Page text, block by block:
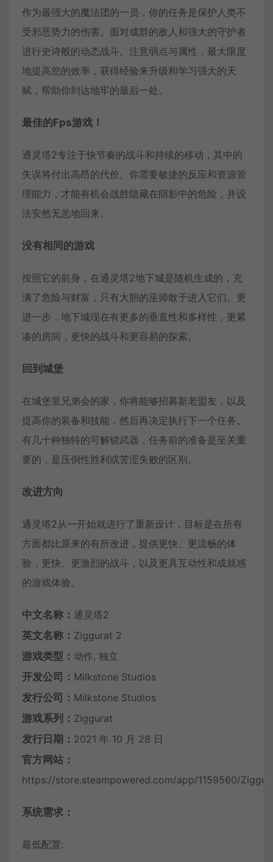
作为最强大的魔法团的一员，你的任务是保护人类不
受邪恶势力的伤害。面对成群的敌人和强大的守护者
进行史诗般的动态战斗。注意弱点与属性，最大限度
地提高您的效率，获得经验来升级和学习强大的天
赋，帮助你到达地牢的最后一处。
最佳的Fps游戏！
通灵塔2专注于快节奏的战斗和持续的移动，其中的
失误将付出高昂的代价。你需要敏捷的反应和资源管
理能力，才能有机会战胜隐藏在阴影中的危险，并设
法安然无恙地回来。
没有相同的游戏
按照它的前身，在通灵塔2地下城是随机生成的，充
满了危险与财富，只有大胆的巫师敢于进入它们。更
进一步，地下城现在有更多的垂直性和多样性，更紧
凑的房间，更快的战斗和更容易的探索。
回到城堡
在城堡里兄弟会的家，你将能够招募新老盟友，以及
提高你的装备和技能，然后再决定执行下一个任务。
有几十种独特的可解锁武器，任务前的准备是至关重
要的，是压倒性胜利或苦涩失败的区别。
改进方向
通灵塔2从一开始就进行了重新设计，目标是在所有
方面都比原来的有所改进，提供更快、更流畅的体
验，更快、更激烈的战斗，以及更具互动性和成就感
的游戏体验。
中文名称： 通灵塔2
英文名称： Ziggurat 2
游戏类型： 动作, 独立
开发公司： Milkstone Studios
发行公司： Milkstone Studios
游戏系列： Ziggurat
发行日期： 2021 年 10 月 28 日
官方网站：
https://store.steampowered.com/app/1159560/
系统需求：
最低配置: